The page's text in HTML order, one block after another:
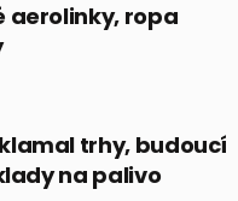
aerolinky, ropa
trhy, budoucí
na palivo